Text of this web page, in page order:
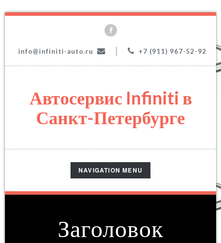
info@infiniti-auto.ru +7 (911) 967-52-92
Автосервис Infiniti в
Санкт-Петербурге
TOGGLE
NAVIGATION
NAVIGATION MENU
Заголовок